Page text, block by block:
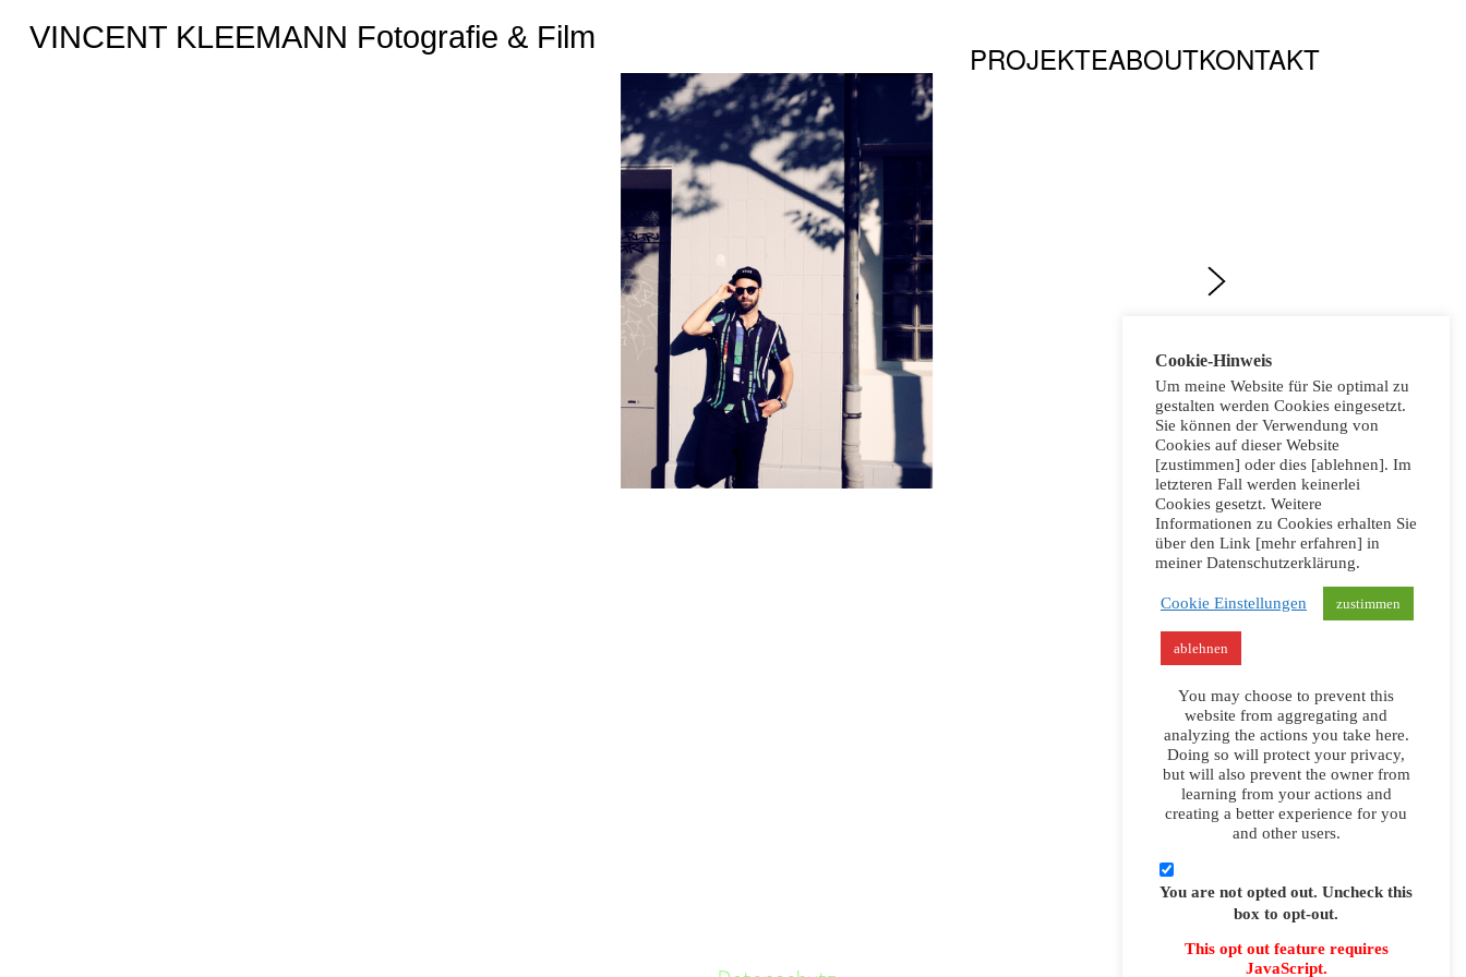
VINCENT KLEEMANN Fotografie & Film
PROJEKTEABOUTKONTAKT
Cookie-Hinweis
Um meine Website für Sie optimal zu
gestalten werden Cookies eingesetzt.
Sie können der Verwendung von
Cookies auf dieser Website
[zustimmen] oder dies [ablehnen]. Im
letzteren Fall werden keinerlei
Cookies gesetzt. Weitere
Informationen zu Cookies erhalten Sie
über den Link [mehr erfahren] in
meiner Datenschutzerklärung.
Cookie Einstellungen zustimmen
ablehnen
You may choose to prevent this
website from aggregating and
analyzing the actions you take here.
Doing so will protect your privacy,
but will also prevent the owner from
learning from your actions and
creating a better experience for you
and other users.
You are not opted out. Uncheck this
box to opt-out.
This opt out feature requires
JavaScript.